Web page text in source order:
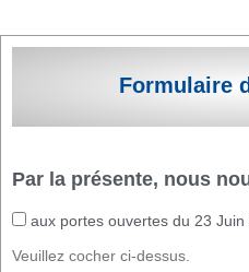
Formulaire
Par la présente, nous
aux portes ouvertes du 23 Juin
Veuillez cocher ci-dessus.